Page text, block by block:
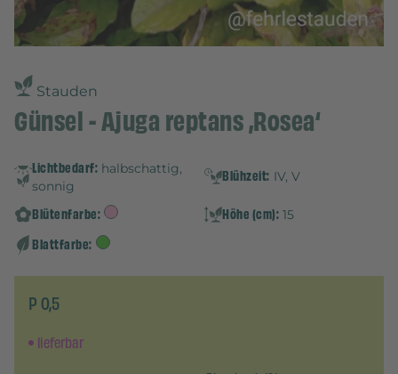
Stauden
Günsel - Ajuga reptans ‚Rosea‘
Lichtbedarf: halbschattig,
sonnig
Blühzeit: IV, V
Blütenfarbe: Höhe (cm): 15
Blattfarbe:
P 0,5
lieferbar